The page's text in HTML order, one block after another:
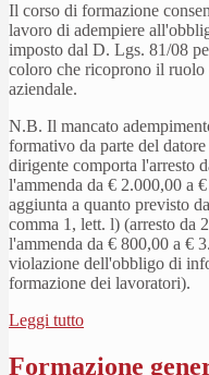
Il corso di formazione
lavoro di adempiere
imposto dal D. Lgs. 81/08
coloro che ricoprono il ruolo
aziendale.
N.B. Il mancato
formativo da parte del
dirigente comporta l'arresto
l'ammenda da € 2.000,00 a
aggiunta a quanto previsto
comma 1, lett. l) (arresto da
l'ammenda da € 800,00 a €
violazione dell'obbligo di
formazione dei lavoratori).
Leggi tutto
Formazione